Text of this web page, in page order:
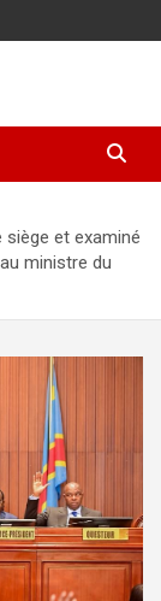
siège et examiné
ministre du